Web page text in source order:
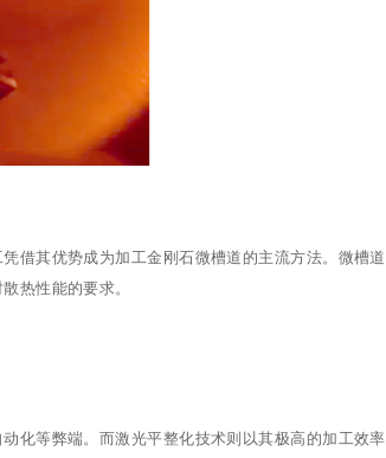
借其优势成为加工金刚石微槽道的主流方法。微槽道
热性能的要求。
化等弊端。而激光平整化技术则以其极高的加工效率